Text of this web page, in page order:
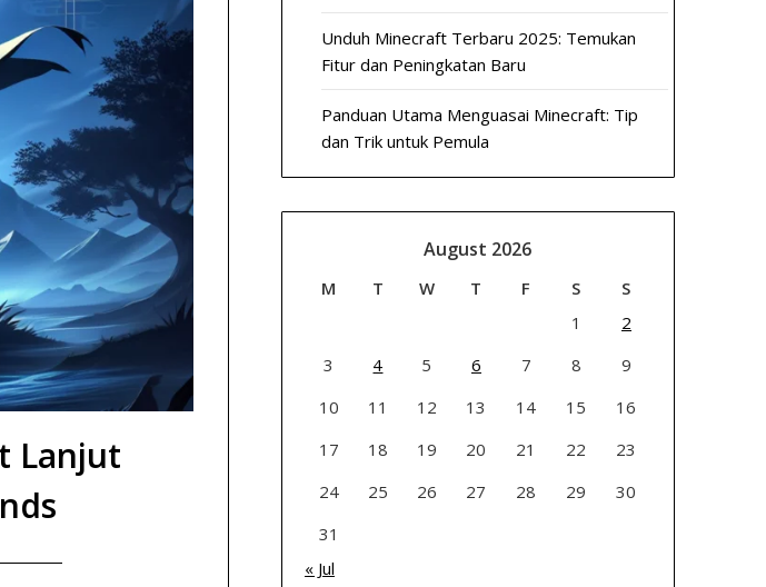
Lanjut
Unduh Minecraft Terbaru 2025: Temukan
Fitur dan Peningkatan Baru
Panduan Utama Menguasai Minecraft: Tip
dan Trik untuk Pemula
August 2026
M T W T F S
S
1
2
3
4 5 6 7 8
9
10
11 12 13 14 15
16
17
18 19 20 21 22
23
24
25 26 27 28 29
30
31
« Jul